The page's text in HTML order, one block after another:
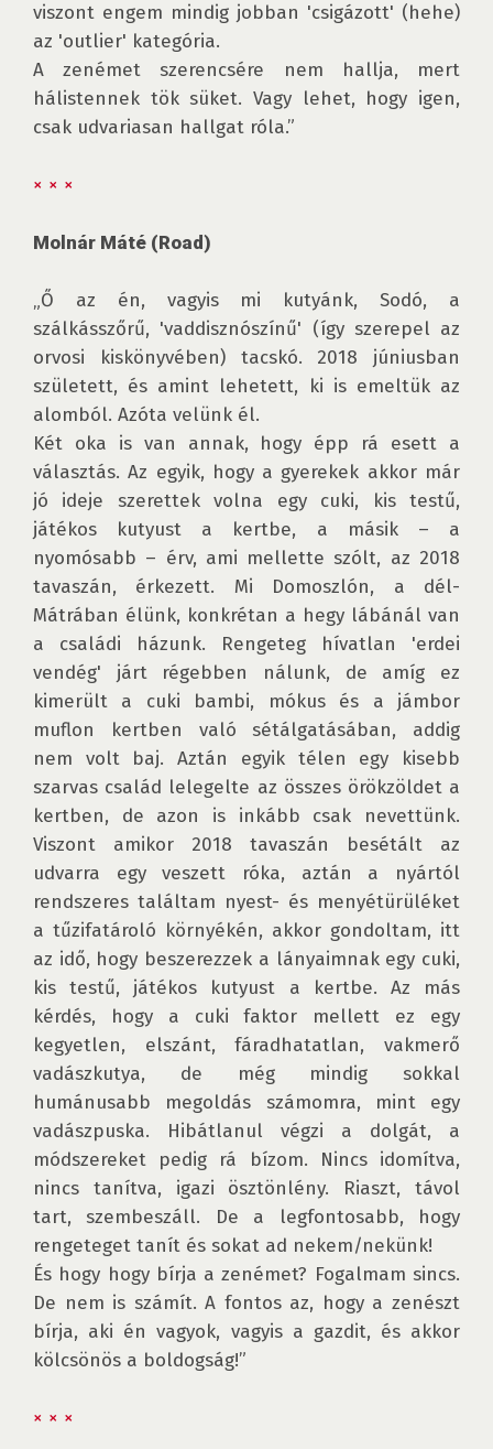
viszont engem mindig jobban 'csigázott' (hehe)
az 'outlier' kategória.
A zenémet szerencsére nem hallja, mert
hálistennek tök süket. Vagy lehet, hogy igen,
csak udvariasan hallgat róla.”
× × ×
Molnár Máté (Road)
„Ő az én, vagyis mi kutyánk, Sodó, a
szálkásszőrű, 'vaddisznószínű' (így szerepel az
orvosi kiskönyvében) tacskó. 2018 júniusban
született, és amint lehetett, ki is emeltük az
alomból. Azóta velünk él.
Két oka is van annak, hogy épp rá esett a
választás. Az egyik, hogy a gyerekek akkor már
jó ideje szerettek volna egy cuki, kis testű,
játékos kutyust a kertbe, a másik – a
nyomósabb – érv, ami mellette szólt, az 2018
tavaszán, érkezett. Mi Domoszlón, a dél-
Mátrában élünk, konkrétan a hegy lábánál van
a családi házunk. Rengeteg hívatlan 'erdei
vendég' járt régebben nálunk, de amíg ez
kimerült a cuki bambi, mókus és a jámbor
muflon kertben való sétálgatásában, addig
nem volt baj. Aztán egyik télen egy kisebb
szarvas család lelegelte az összes örökzöldet a
kertben, de azon is inkább csak nevettünk.
Viszont amikor 2018 tavaszán besétált az
udvarra egy veszett róka, aztán a nyártól
rendszeres találtam nyest- és menyétürüléket
a tűzifatároló környékén, akkor gondoltam, itt
az idő, hogy beszerezzek a lányaimnak egy cuki,
kis testű, játékos kutyust a kertbe. Az más
kérdés, hogy a cuki faktor mellett ez egy
kegyetlen, elszánt, fáradhatatlan, vakmerő
vadászkutya, de még mindig sokkal
humánusabb megoldás számomra, mint egy
vadászpuska. Hibátlanul végzi a dolgát, a
módszereket pedig rá bízom. Nincs idomítva,
nincs tanítva, igazi ösztönlény. Riaszt, távol
tart, szembeszáll. De a legfontosabb, hogy
rengeteget tanít és sokat ad nekem/nekünk!
És hogy hogy bírja a zenémet? Fogalmam sincs.
De nem is számít. A fontos az, hogy a zenészt
bírja, aki én vagyok, vagyis a gazdit, és akkor
kölcsönös a boldogság!”
× × ×